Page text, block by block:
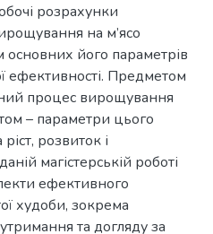
розрахунки
на м’ясо
його параметрів
ефективності. Предметом
процес вирощування
– параметри цього
розвиток і
магістерській роботі
ефективного
худоби, зокрема
та догляду за